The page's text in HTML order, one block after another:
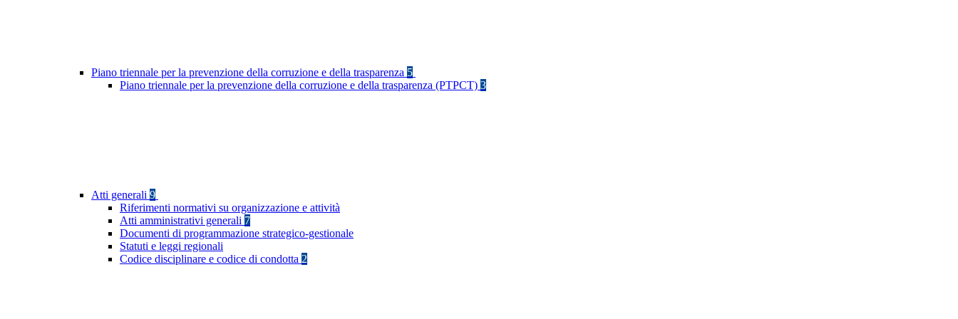
Piano triennale per la prevenzione della corruzione e della trasparenza 5
Piano triennale per la prevenzione della corruzione e della trasparenza (PTPCT) 3
Atti generali 9
Riferimenti normativi su organizzazione e attività
Atti amministrativi generali 7
Documenti di programmazione strategico-gestionale
Statuti e leggi regionali
Codice disciplinare e codice di condotta 2